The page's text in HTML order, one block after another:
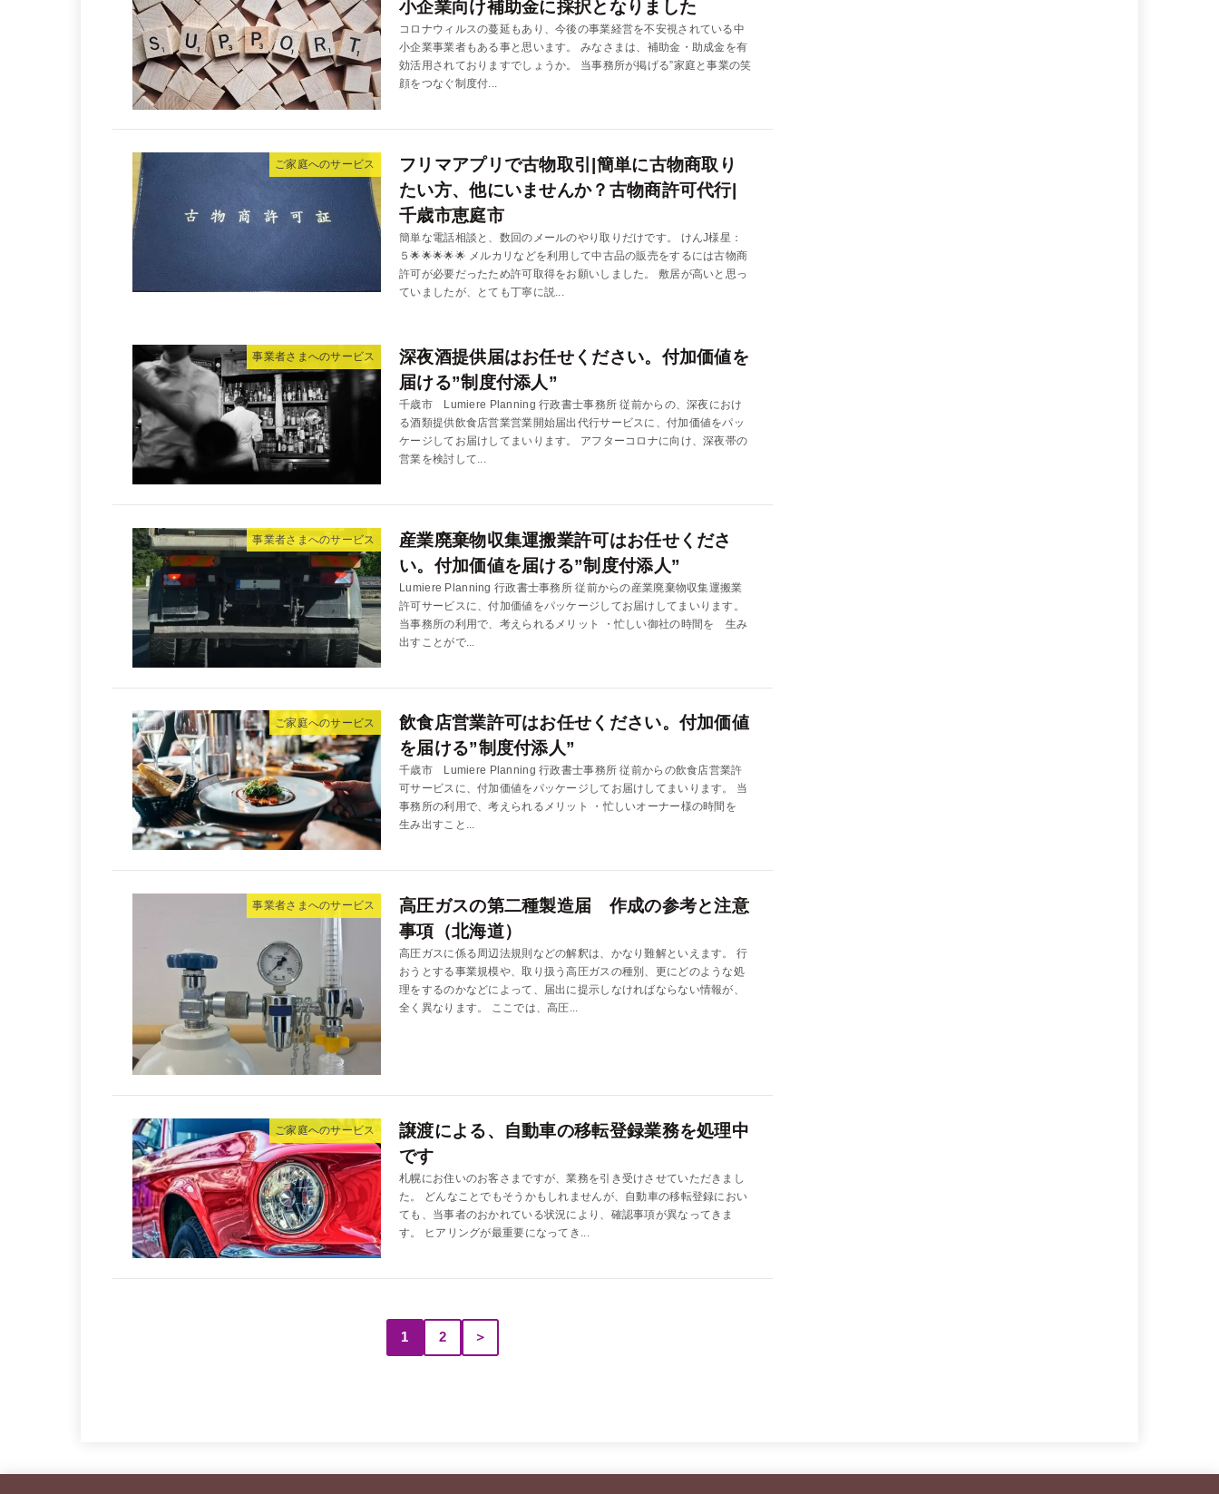
小企業向け補助金に採択となりました
コロナウィルスの蔓延もあり、今後の事業経営を不安視されている中
小企業事業者もある事と思います。 みなさまは、補助金・助成金を有
効活用されておりますでしょうか。 当事務所が掲げる”家庭と事業の笑
顔をつなぐ制度付...
ご家庭へのサービス
フリマアプリで古物取引|簡単に古物商取り
たい方、他にいませんか？古物商許可代行|
千歳市恵庭市
簡単な電話相談と、数回のメールのやり取りだけです。 けんJ様星：
５🌟🌟🌟🌟🌟 メルカリなどを利用して中古品の販売をするには古物商
許可が必要だったため許可取得をお願いしました。 敷居が高いと思っ
ていましたが、とても丁寧に説...
事業者さまへのサービス
深夜酒提供届はお任せください。付加価値を
届ける”制度付添人”
千歳市 Lumiere Planning 行政書士事務所 従前からの、深夜におけ
る酒類提供飲食店営業営業開始届出代行サービスに、付加価値をパッ
ケージしてお届けしてまいります。 アフターコロナに向け、深夜帯の
営業を検討して...
事業者さまへのサービス
産業廃棄物収集運搬業許可はお任せくださ
い。付加価値を届ける”制度付添人”
Lumiere Planning 行政書士事務所 従前からの産業廃棄物収集運搬業
許可サービスに、付加価値をパッケージしてお届けしてまいります。
当事務所の利用で、考えられるメリット ・忙しい御社の時間を 生み
出すことがで...
ご家庭へのサービス
飲食店営業許可はお任せください。付加価値
を届ける”制度付添人”
千歳市 Lumiere Planning 行政書士事務所 従前からの飲食店営業許
可サービスに、付加価値をパッケージしてお届けしてまいります。 当
事務所の利用で、考えられるメリット ・忙しいオーナー様の時間を
生み出すこと...
事業者さまへのサービス
高圧ガスの第二種製造届 作成の参考と注意
事項（北海道）
高圧ガスに係る周辺法規則などの解釈は、かなり難解といえます。 行
おうとする事業規模や、取り扱う高圧ガスの種別、更にどのような処
理をするのかなどによって、届出に提示しなければならない情報が、
全く異なります。 ここでは、高圧...
ご家庭へのサービス
譲渡による、自動車の移転登録業務を処理中
です
札幌にお住いのお客さまですが、業務を引き受けさせていただきまし
た。 どんなことでもそうかもしれませんが、自動車の移転登録におい
ても、当事者のおかれている状況により、確認事項が異なってきま
す。 ヒアリングが最重要になってき...
1 2 ＞